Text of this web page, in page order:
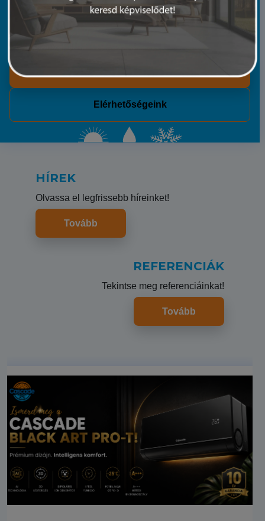
segítünk. Mindegy, hogy egy split klímáról vagy egy
teljes telephely klímatechnikájáról van szó.
Elérhetőségeink
HÍREK
Olvassa el legfrissebb híreinket!
Tovább
REFERENCIÁK
Tekintse meg referenciáinkat!
Tovább